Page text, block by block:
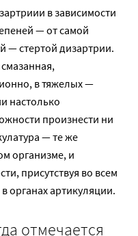
в зависимости
— от самой
— стертой дизартрии.
в тяжелых —
настолько
произнести ни
— те же
организме, и
присутствуя во всем
органах артикуляции.
отмечается